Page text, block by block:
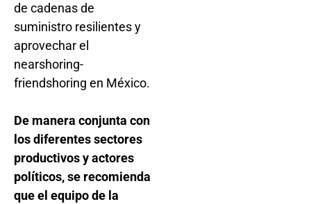
de cadenas de
suministro resilientes y
aprovechar el
nearshoring-
friendshoring en México.
De manera conjunta con
los diferentes sectores
productivos y actores
políticos, se recomienda
que el equipo de la